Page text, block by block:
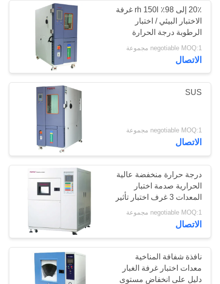
خريطة
الموقع
PRIVACY
POLICY
20٪ إلى 98٪ rh 150l غرفة
الاختبار البيئي / اختبار
الرطوبة درجة الحرارة
negotiable MOQ:1 مجموعة
الاتصال
SUS
negotiable MOQ:1 مجموعة
الاتصال
درجة حرارة منخفضة عالية
الحرارية صدمة اختبار
المعدات 3 غرف اختبار تأثير
الباردة الساخنة
negotiable MOQ:1 مجموعة
الاتصال
نافذة شفافة المناخية
معدات اختبار غرفة الغبار
دليل على انخفاض مستوى